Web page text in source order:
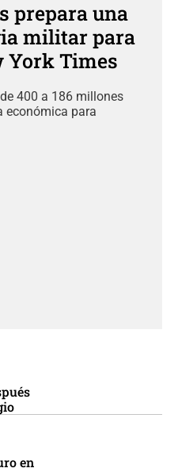
prepara una
militar para
York Times
400 a 186 millones
económica para
en